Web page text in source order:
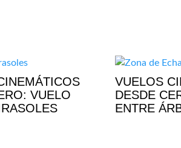
VUELO
VUELOS
DESDE
ENTRE